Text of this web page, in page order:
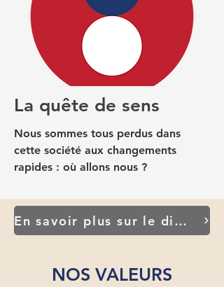
La quête de sens
Nous sommes tous perdus dans
cette société aux changements
rapides : où allons nous ?
En savoir plus sur le diagnostic de départ
NOS VALEURS